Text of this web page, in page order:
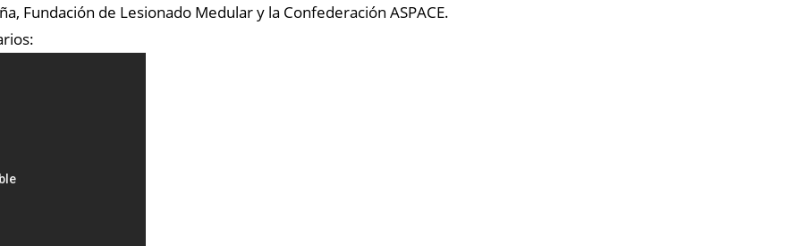
Fundación de Lesionado Medular y la Confederación ASPACE.